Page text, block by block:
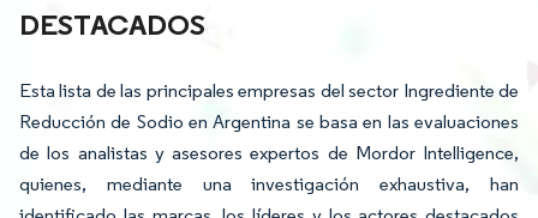
DESTACADOS
Esta lista de las principales empresas del sector Ingrediente de
Reducción de Sodio en Argentina se basa en las evaluaciones
de los analistas y asesores expertos de Mordor Intelligence,
quienes, mediante una investigación exhaustiva, han